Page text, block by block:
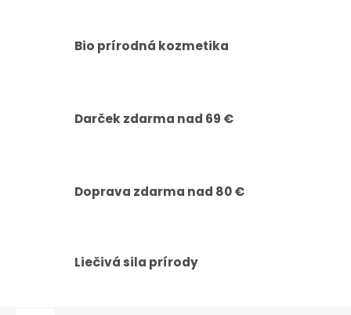
Bio prírodná kozmetika
Darček zdarma nad 69 €
Doprava zdarma nad 80 €
Liečivá sila prírody